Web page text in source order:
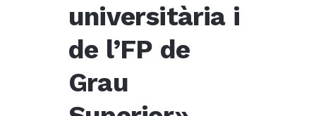
universitària i
de l’FP de
Grau